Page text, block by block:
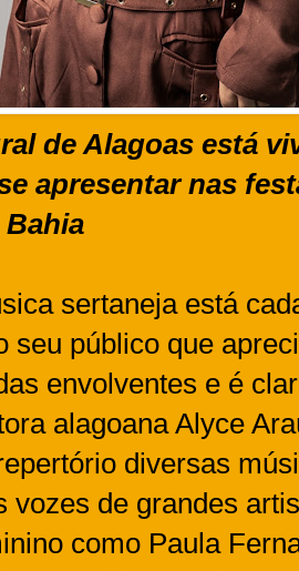
de Alagoas está
apresentar nas
sertaneja está
seu público que
envolventes e é
alagoana Alyce
diversas
vozes de grandes
como Paula